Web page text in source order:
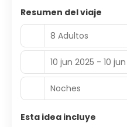
Resumen del viaje
8 Adultos
10 jun 2025 - 10
Noches
Esta idea incluye